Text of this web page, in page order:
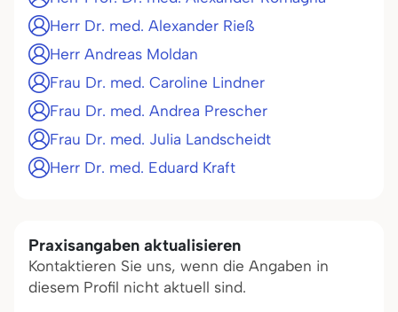
Herr Dr. med. Alexander Rieß
Herr Andreas Moldan
Frau Dr. med. Caroline Lindner
Frau Dr. med. Andrea Prescher
Frau Dr. med. Julia Landscheidt
Herr Dr. med. Eduard Kraft
Praxisangaben aktualisieren
Kontaktieren Sie uns, wenn die Angaben in
diesem Profil nicht aktuell sind.